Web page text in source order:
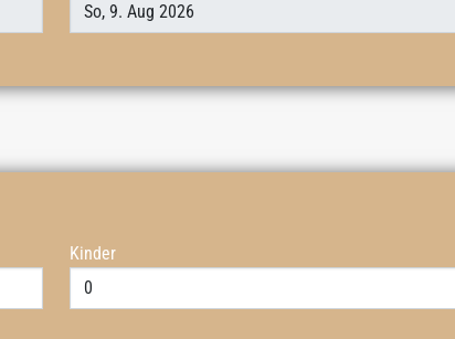
Kinder